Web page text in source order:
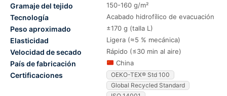
Gramaje del tejido 150-160 g/m²
Tecnología Acabado hidrofílico de evacuación
Peso aproximado ±170 g (talla L)
Elasticidad Ligera (≈5 % mecánica)
Velocidad de secado Rápido (≤30 min al aire)
País de fabricación China
Certificaciones
OEKO-TEX® Std 100
Global Recycled Standard